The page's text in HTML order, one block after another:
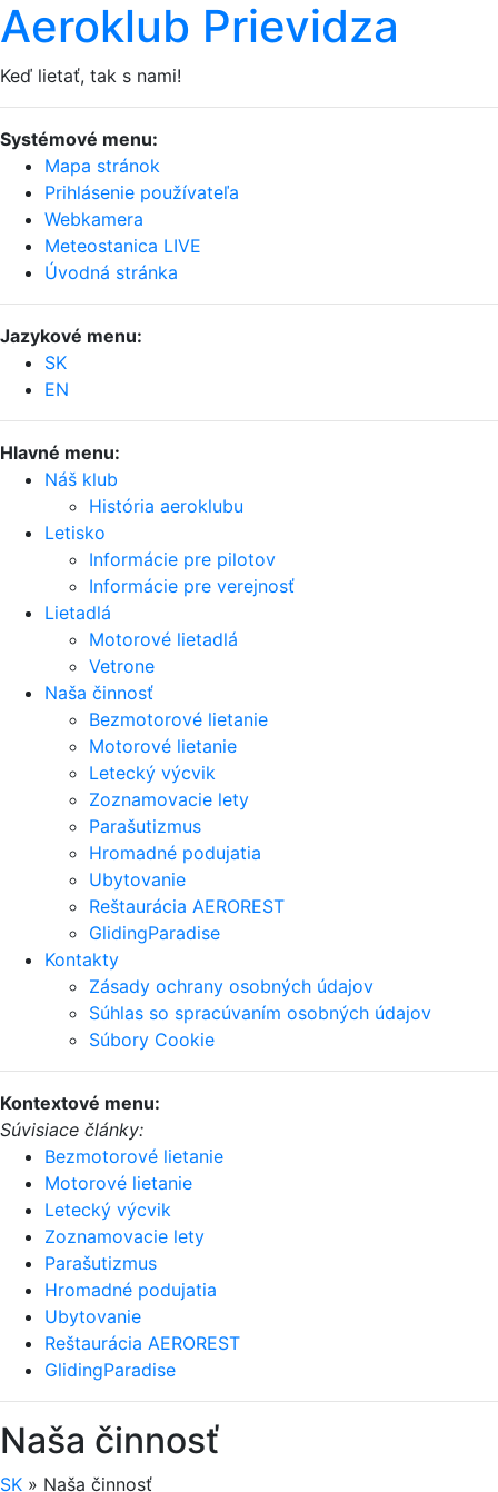
Aeroklub Prievidza
Keď lietať, tak s nami!
Systémové menu:
Mapa stránok
Prihlásenie používateľa
Webkamera
Meteostanica LIVE
Úvodná stránka
Jazykové menu:
SK
EN
Hlavné menu:
Náš klub
História aeroklubu
Letisko
Informácie pre pilotov
Informácie pre verejnosť
Lietadlá
Motorové lietadlá
Vetrone
Naša činnosť
Bezmotorové lietanie
Motorové lietanie
Letecký výcvik
Zoznamovacie lety
Parašutizmus
Hromadné podujatia
Ubytovanie
Reštaurácia AEROREST
GlidingParadise
Kontakty
Zásady ochrany osobných údajov
Súhlas so spracúvaním osobných údajov
Súbory Cookie
Kontextové menu:
Súvisiace články:
Bezmotorové lietanie
Motorové lietanie
Letecký výcvik
Zoznamovacie lety
Parašutizmus
Hromadné podujatia
Ubytovanie
Reštaurácia AEROREST
GlidingParadise
Naša činnosť
SK » Naša činnosť